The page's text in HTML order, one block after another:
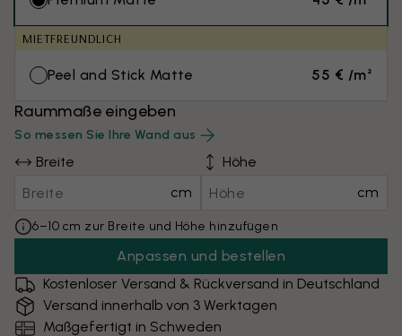
MIETFREUNDLICH
Peel and Stick Matte 55 € /m²
Raummaße eingeben
So messen Sie Ihre Wand aus
Breite
cm
Höhe
cm
6–10 cm zur Breite und Höhe hinzufügen
Anpassen und bestellen
Kostenloser Versand & Rückversand in Deutschland
Versand innerhalb von 3 Werktagen
Maßgefertigt in Schweden